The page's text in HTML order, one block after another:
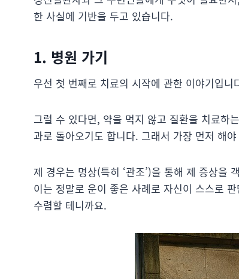
한 사실에 기반을 두고 있습니다.
1. 병원 가기
우선 첫 번째로 치료의 시작에 관한 이야기입니
그럴 수 있다면, 약을 먹지 않고 질환을 치료하
과로 돌아오기도 합니다. 그래서 가장 먼저 해
제 경우는 명상(특히 ‘관조’)을 통해 제 증상을
이는 정말로 운이 좋은 사례로 자신이 스스로
수렴할 테니까요.